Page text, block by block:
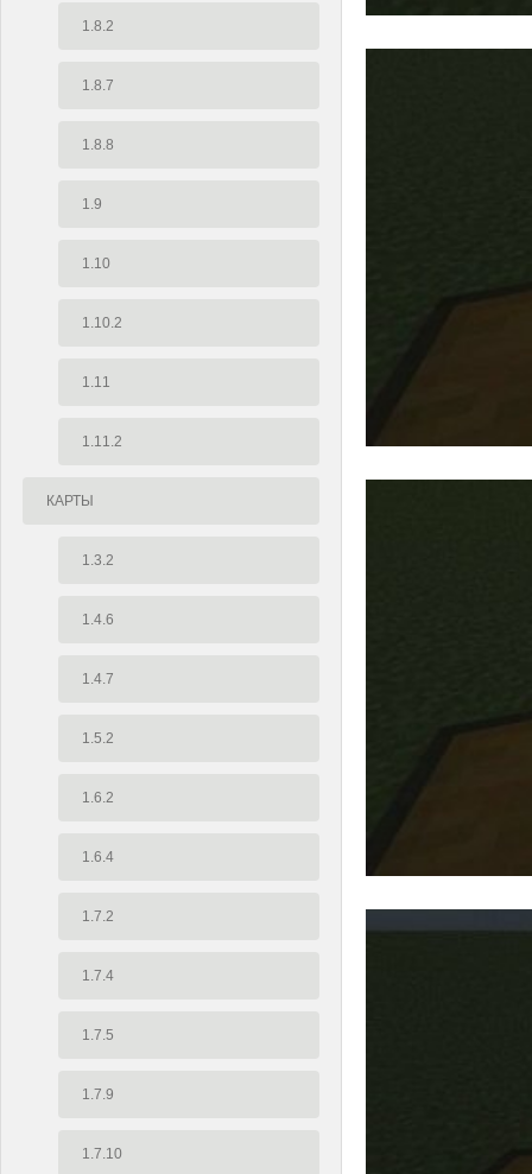
1.8.2
1.8.7
1.8.8
1.9
1.10
1.10.2
1.11
1.11.2
КАРТЫ
1.3.2
1.4.6
1.4.7
1.5.2
1.6.2
1.6.4
1.7.2
1.7.4
1.7.5
1.7.9
1.7.10